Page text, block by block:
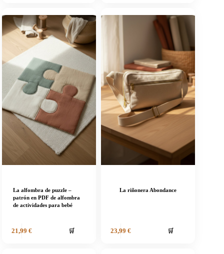
La alfombra de puzzle –
patrón en PDF de alfombra
de actividades para bebé
21,99 € 🛒
La riñonera Abondance
23,99 € 🛒